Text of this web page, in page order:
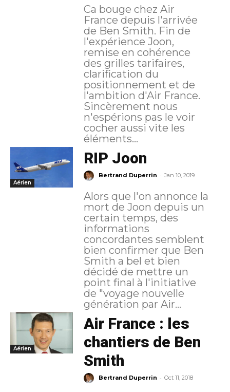
Ca bouge chez Air
France depuis l'arrivée
de Ben Smith. Fin de
l'expérience Joon,
remise en cohérence
des grilles tarifaires,
clarification du
positionnement et de
l'ambition d'Air France.
Sincèrement nous
n'espérions pas le voir
cocher aussi vite les
éléments...
Aérien
RIP Joon
Bertrand Duperrin - Jan 10, 2019
Alors que l'on annonce la
mort de Joon depuis un
certain temps, des
informations
concordantes semblent
bien confirmer que Ben
Smith a bel et bien
décidé de mettre un
point final à l'initiative
de "voyage nouvelle
génération par Air...
Aérien
Air France : les
chantiers de Ben
Smith
Bertrand Duperrin - Oct 11, 2018